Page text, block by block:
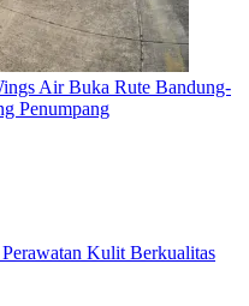
Air Buka Rute Bandung-
Penumpang
Kulit Berkualitas